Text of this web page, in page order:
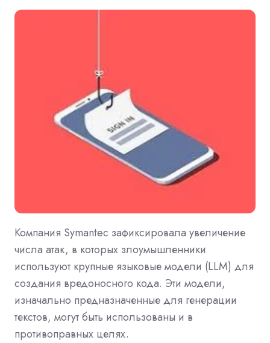
Компания Symantec зафиксировала увеличение
числа атак, в которых злоумышленники
используют крупные языковые модели (LLM) для
создания вредоносного кода. Эти модели,
изначально предназначенные для генерации
текстов, могут быть использованы и в
противоправных целях.